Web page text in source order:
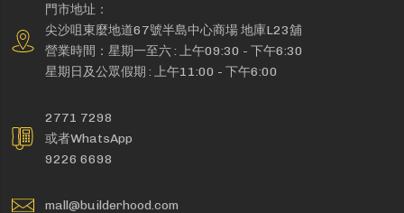
門市地址：
尖沙咀東麼地道67號半島中心商場 地庫L23舖
營業時間：星期一至六 : 上午09:30 - 下午6:30
星期日及公眾假期 : 上午11:00 - 下午6:00
2771 7298
或者WhatsApp
9226 6698
mall@builderhood.com